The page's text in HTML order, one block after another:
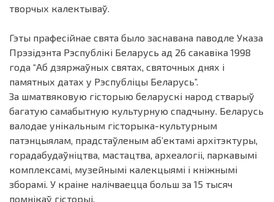
творчых калектываў.
Гэты прафесійнае свята было заснавана паводле Указа
Прэзідэнта Рэспублікі Беларусь ад 26 сакавіка 1998
года “Аб дзяржаўных святах, святочных днях і
памятных датах у Рэспубліцы Беларусь”.
За шматвяковую гісторыю беларускі народ стварыў
багатую самабытную культурную спадчыну. Беларусь
валодае унікальным гісторыка-культурным
патэнцыялам, прадстаўленым аб’ектамі архітэктуры,
горадабудаўніцтва, мастацтва, археалогіі, паркавымі
комплексамі, музейнымі калекцыямі і кніжнымі
зборамі. У краіне налічваецца больш за 15 тысяч
помнікаў гісторыі.